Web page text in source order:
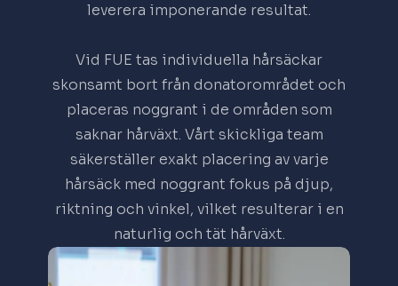
leverera imponerande resultat.
Vid FUE tas individuella hårsäckar
skonsamt bort från donatorområdet och
placeras noggrant i de områden som
saknar hårväxt. Vårt skickliga team
säkerställer exakt placering av varje
hårsäck med noggrant fokus på djup,
riktning och vinkel, vilket resulterar i en
naturlig och tät hårväxt.